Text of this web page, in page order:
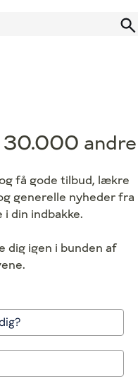
30.000 andre
få gode tilbud, lækre
generelle nyheder fra
din indbakke.
dig igen i bunden af